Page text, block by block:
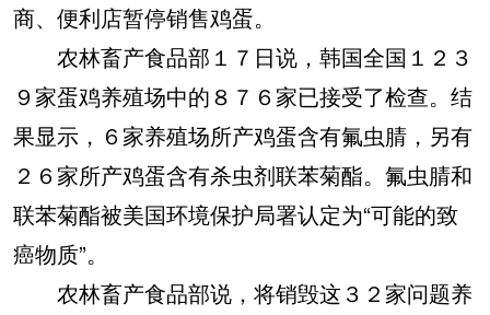
商、便利店暂停销售鸡蛋。
农林畜产食品部１７日说，韩国全国１２３
９家蛋鸡养殖场中的８７６家已接受了检查。结
果显示，６家养殖场所产鸡蛋含有氟虫腈，另有
２６家所产鸡蛋含有杀虫剂联苯菊酯。氟虫腈和
联苯菊酯被美国环境保护局署认定为“可能的致
癌物质”。
农林畜产食品部说，将销毁这３２家问题养